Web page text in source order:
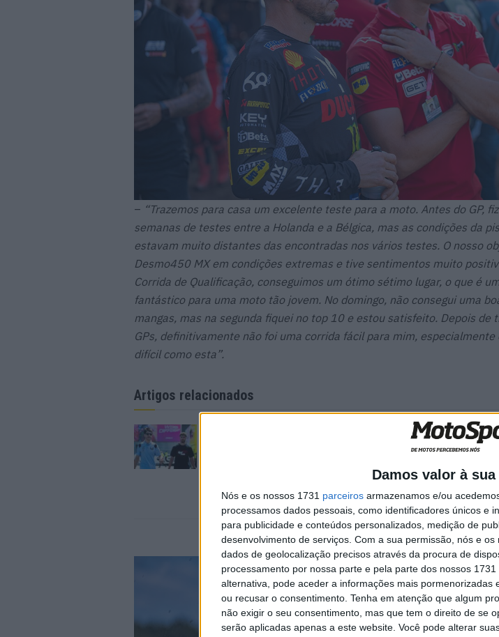
Damos valor à
Nós e os nossos 1731 parceiros armazenamos e/ou
processamos dados pessoais, como identificadores únicos e
para publicidade e conteúdos personalizados, medição de
desenvolvimento de serviços. Com a sua permissão, nós e
dados de geolocalização precisos através da procura de
processamento por nossa parte e pela parte dos nossos
alternativa, pode aceder a informações mais
ou recusar o consentimento. Tenha em atenção que algum
não exigir o seu consentimento, mas que tem o direito de se
serão aplicadas apenas a este website. Você pode alterar
– “Trazemos para casa um excelente teste para a moto. Antes do GP,
semanas de testes entre a Holanda e a Bélgica, mas as condições da
estavam muito distantes das encontradas nos vários testes. O nosso
Desmo450 MX em condições extremas e tive sentimentos muito
Corrida de Qualificação, conseguimos um ótimo sétimo lugar, o que é
fantástico para uma moto tão jovem. No domingo, não consegui uma
mangas, mas na segunda fiquei no top 10 e estou satisfeito. Depois de
GPs, definitivamente não foi uma corrida fácil para mim,
difícil como esta”.
Artigos relacionados
MotoGP:
recebe
6